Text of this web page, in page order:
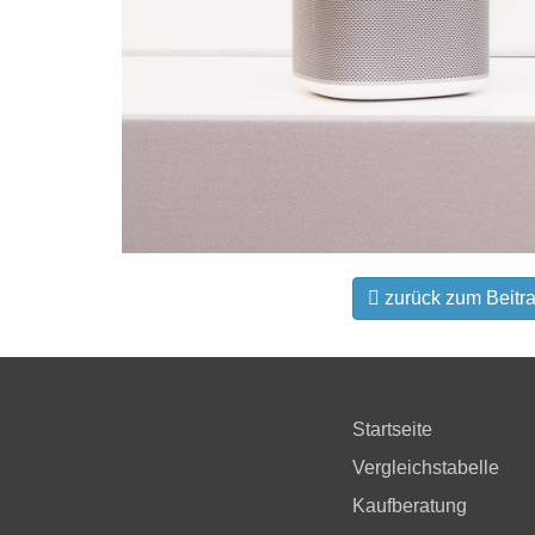
zurück zum
Startseite
Vergleichstabelle
Kaufberatung